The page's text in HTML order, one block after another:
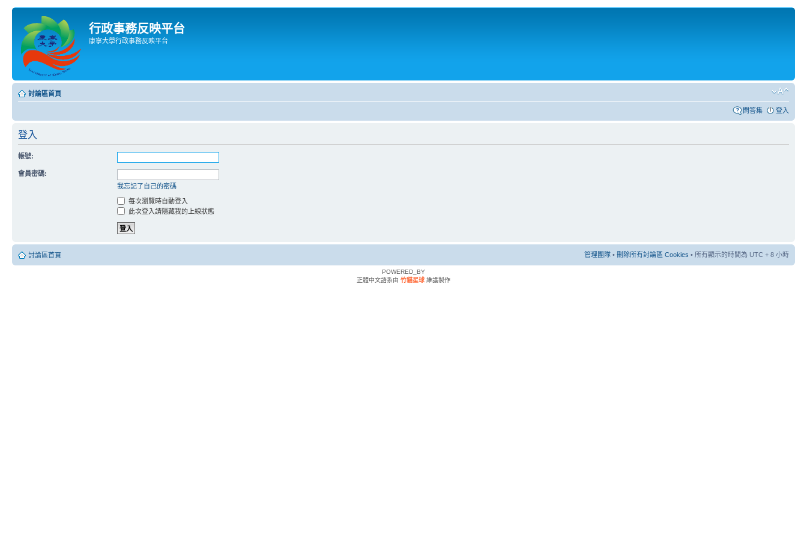
行政事務反映平台
康寧大學行政事務反映平台
討論區首頁
問答集 登入
登入
帳號:
會員密碼:
我忘記了自己的密碼
每次瀏覽時自動登入
此次登入請隱藏我的上線狀態
討論區首頁 管理團隊 • 刪除所有討論區 Cookies • 所有顯示的時間為 UTC + 8 小時
POWERED_BY
正體中文語系由 竹貓星球 維護製作